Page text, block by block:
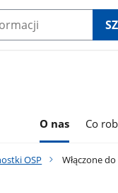
O nas Co
OSP Włączone do